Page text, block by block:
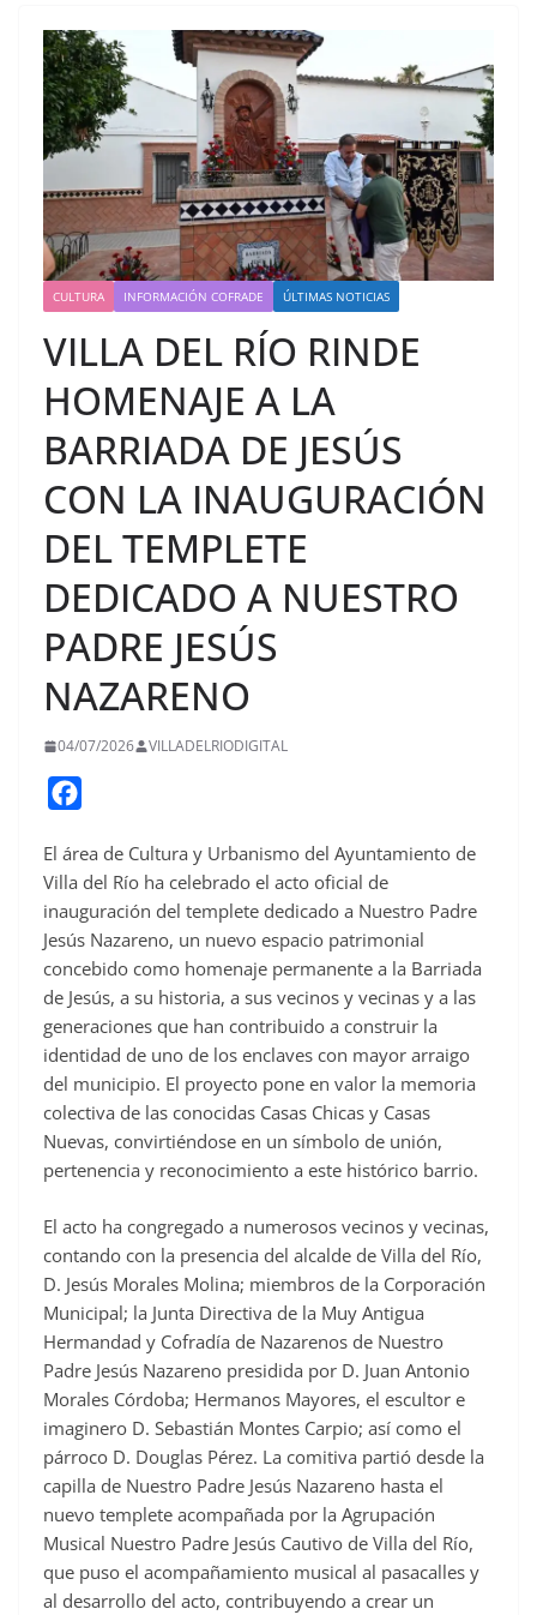
CULTURA INFORMACIÓN COFRADE ÚLTIMAS NOTICIAS
VILLA DEL RÍO RINDE
HOMENAJE A LA
BARRIADA DE JESÚS
CON LA INAUGURACIÓN
DEL TEMPLETE
DEDICADO A NUESTRO
PADRE JESÚS
NAZARENO
04/07/2026 VILLADELRIODIGITAL
c
e
b
o
o
k
El área de Cultura y Urbanismo del Ayuntamiento de
Villa del Río ha celebrado el acto oficial de
inauguración del templete dedicado a Nuestro Padre
Jesús Nazareno, un nuevo espacio patrimonial
concebido como homenaje permanente a la Barriada
de Jesús, a su historia, a sus vecinos y vecinas y a las
generaciones que han contribuido a construir la
identidad de uno de los enclaves con mayor arraigo
del municipio. El proyecto pone en valor la memoria
colectiva de las conocidas Casas Chicas y Casas
Nuevas, convirtiéndose en un símbolo de unión,
pertenencia y reconocimiento a este histórico barrio.
El acto ha congregado a numerosos vecinos y vecinas,
contando con la presencia del alcalde de Villa del Río,
D. Jesús Morales Molina; miembros de la Corporación
Municipal; la Junta Directiva de la Muy Antigua
Hermandad y Cofradía de Nazarenos de Nuestro
Padre Jesús Nazareno presidida por D. Juan Antonio
Morales Córdoba; Hermanos Mayores, el escultor e
imaginero D. Sebastián Montes Carpio; así como el
párroco D. Douglas Pérez. La comitiva partió desde la
capilla de Nuestro Padre Jesús Nazareno hasta el
nuevo templete acompañada por la Agrupación
Musical Nuestro Padre Jesús Cautivo de Villa del Río,
que puso el acompañamiento musical al pasacalles y
al desarrollo del acto, contribuyendo a crear un